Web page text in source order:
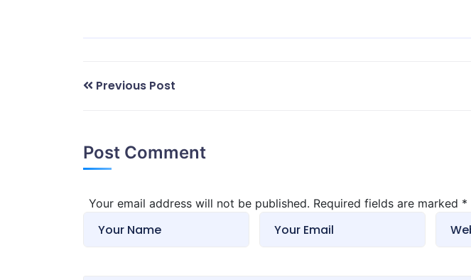
Previous Post
Post Comment
Your email address will not be published. Required fields are marked *